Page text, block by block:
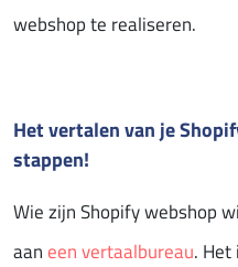
webshop te realiseren.
Het vertalen van je
stappen!
Wie zijn Shopify webshop
aan een vertaalbureau. Het